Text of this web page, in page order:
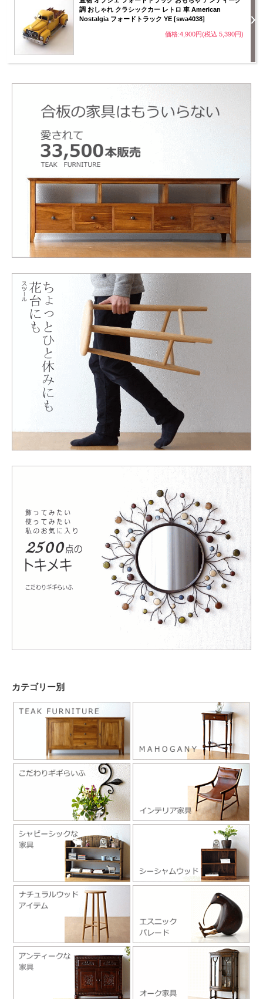
調 おしゃれ クラシックカー レトロ 車 American
Nostalgia フォードトラック YE [swa4038]
価格:4,900円(税込 5,390円)
カテゴリー別